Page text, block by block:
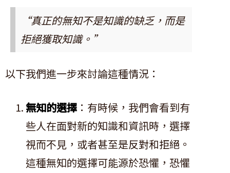
“真正的無知不是知識的缺乏，而是
拒絕獲取知識。”
以下我們進一步來討論這種情況：
無知的選擇 ：有時候，我們會看到有
些人在面對新的知識和資訊時，選擇
視而不見，或者甚至是反對和拒絕。
這種無知的選擇可能源於恐懼，恐懼